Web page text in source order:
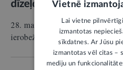
dīzeļdegvielai 4
28. martā stājas spēkā Naftas
ierobežošanas likums.
Vietnē
Lai vietne
izmantotas
sīkdatnes. Ar Jūsu
izmantotas vēl citas –
mediju un